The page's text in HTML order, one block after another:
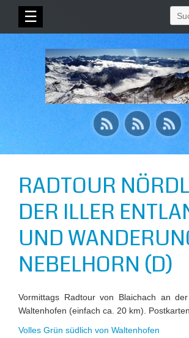
☰
RADTOUR
DER ILLER
UND
NEBELHORN (D)
Vormittags Radtour von Blaichach an
Waltenhofen (einfach ca. 20 km).
Volles Grün südlich von Waltenhofen